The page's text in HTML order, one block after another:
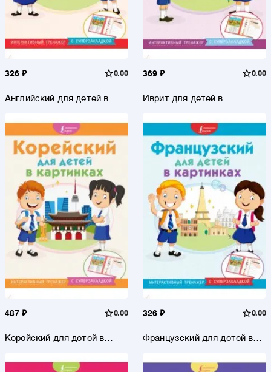
326 ₽ 0.00
Английский для детей в
369 ₽ 0.00
Иврит для детей в
487 ₽ 0.00
Корейский для детей в
326 ₽ 0.00
Французский для детей в